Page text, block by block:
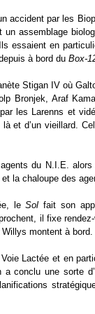
accident par les
assemblage
essaient en
à bord du Box-
Stigan IV où
Bronjek, Araf
les Larenns et
et d’un vieillard.
du N.I.E. alors
la chaloupe des
leSol fait son
il fixe
montent à bord.
Lactée et en
a conclu une sorte